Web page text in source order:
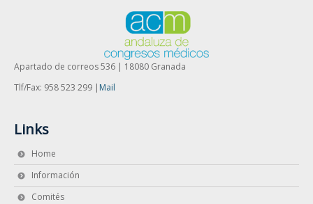
Apartado de correos 536 | 18080 Granada
Tlf/Fax: 958 523 299 | Mail
Links
Home
Información
Comités